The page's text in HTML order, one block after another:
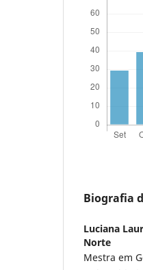
Biografia
Luciana
Norte
Mestra em